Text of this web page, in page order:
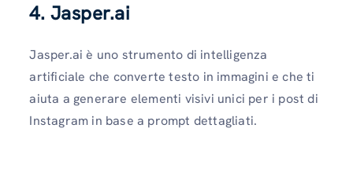
4. Jasper.ai
Jasper.ai è uno strumento di intelligenza
artificiale che converte testo in immagini e che ti
aiuta a generare elementi visivi unici per i post di
Instagram in base a prompt dettagliati.